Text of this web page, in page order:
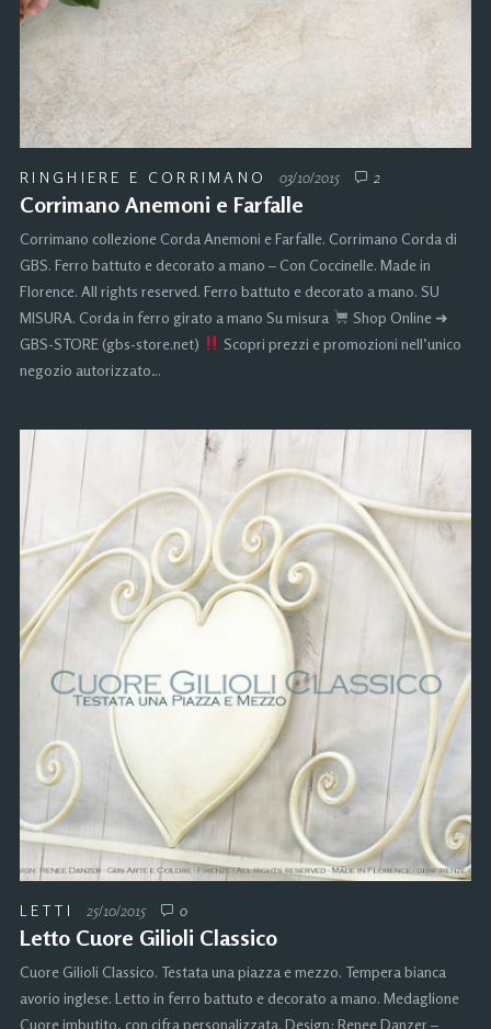
RINGHIERE E CORRIMANO 03/10/2015 2
Corrimano Anemoni e Farfalle
Corrimano collezione Corda Anemoni e Farfalle. Corrimano Corda di
GBS. Ferro battuto e decorato a mano – Con Coccinelle. Made in
Florence. All rights reserved. Ferro battuto e decorato a mano. SU
MISURA. Corda in ferro girato a mano Su misura
Shop Online ➜
GBS-STORE (gbs-store.net)
Scopri prezzi e promozioni nell’unico
negozio autorizzato…
LETTI 25/10/2015 0
Letto Cuore Gilioli Classico
Cuore Gilioli Classico. Testata una piazza e mezzo. Tempera bianca
avorio inglese. Letto in ferro battuto e decorato a mano. Medaglione
Cuore imbutito, con cifra personalizzata. Design: Renee Danzer –